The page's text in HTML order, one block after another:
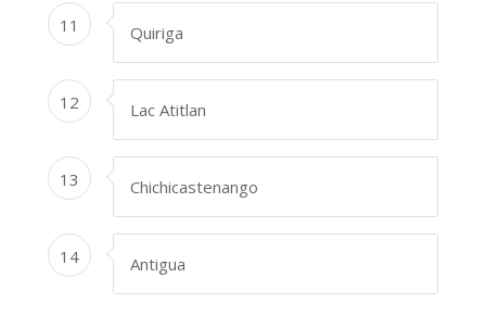
11 Quiriga
12 Lac Atitlan
13 Chichicastenango
14 Antigua